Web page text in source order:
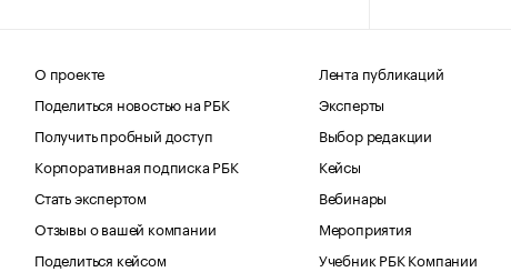
О проекте
Поделиться новостью на РБК
Получить пробный доступ
Корпоративная подписка РБК
Стать экспертом
Отзывы о вашей компании
Поделиться кейсом
Лента публикаций
Эксперты
Выбор редакции
Кейсы
Вебинары
Мероприятия
Учебник РБК Компании